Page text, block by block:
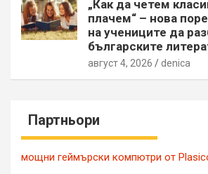
„Как да четем
плачем“ – нова
на учениците да
българските
август 4, 2026 denica
Партньори
мощни геймърски компютри от